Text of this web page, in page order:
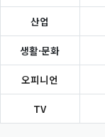
산업
생활·문화
오피니언
TV